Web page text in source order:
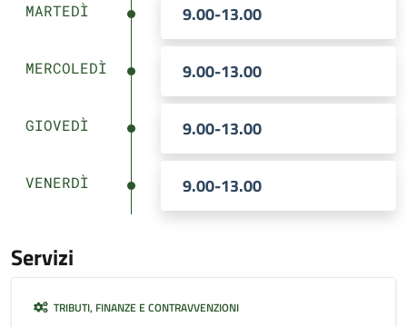
MARTEDÌ 9.00-13.00
MERCOLEDÌ 9.00-13.00
GIOVEDÌ 9.00-13.00
VENERDÌ 9.00-13.00
Servizi
TRIBUTI, FINANZE E CONTRAVVENZIONI